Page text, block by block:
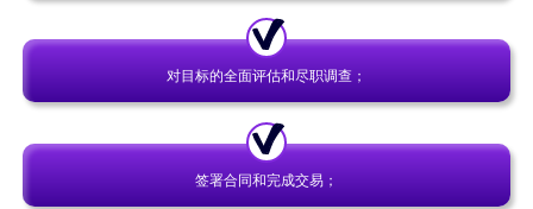
对目标的全面评估和尽职调查；
签署合同和完成交易；